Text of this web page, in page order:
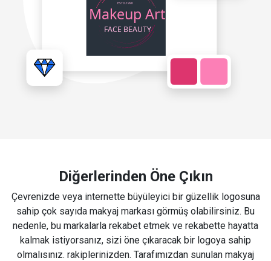
Diğerlerinden Öne Çıkın
Çevrenizde veya internette büyüleyici bir güzellik logosuna
sahip çok sayıda makyaj markası görmüş olabilirsiniz. Bu
nedenle, bu markalarla rekabet etmek ve rekabette hayatta
kalmak istiyorsanız, sizi öne çıkaracak bir logoya sahip
olmalısınız. rakiplerinizden. Tarafımızdan sunulan makyaj